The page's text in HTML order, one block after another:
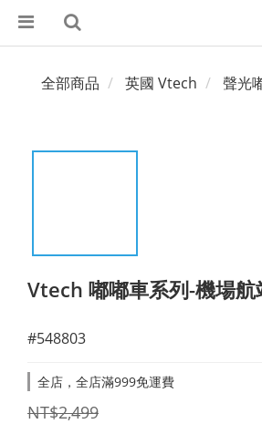
全部商品 英國 Vtech 聲光
Vtech 嘟嘟車系列-機場航
#548803
全店，全店滿999免運費
NT$2,499